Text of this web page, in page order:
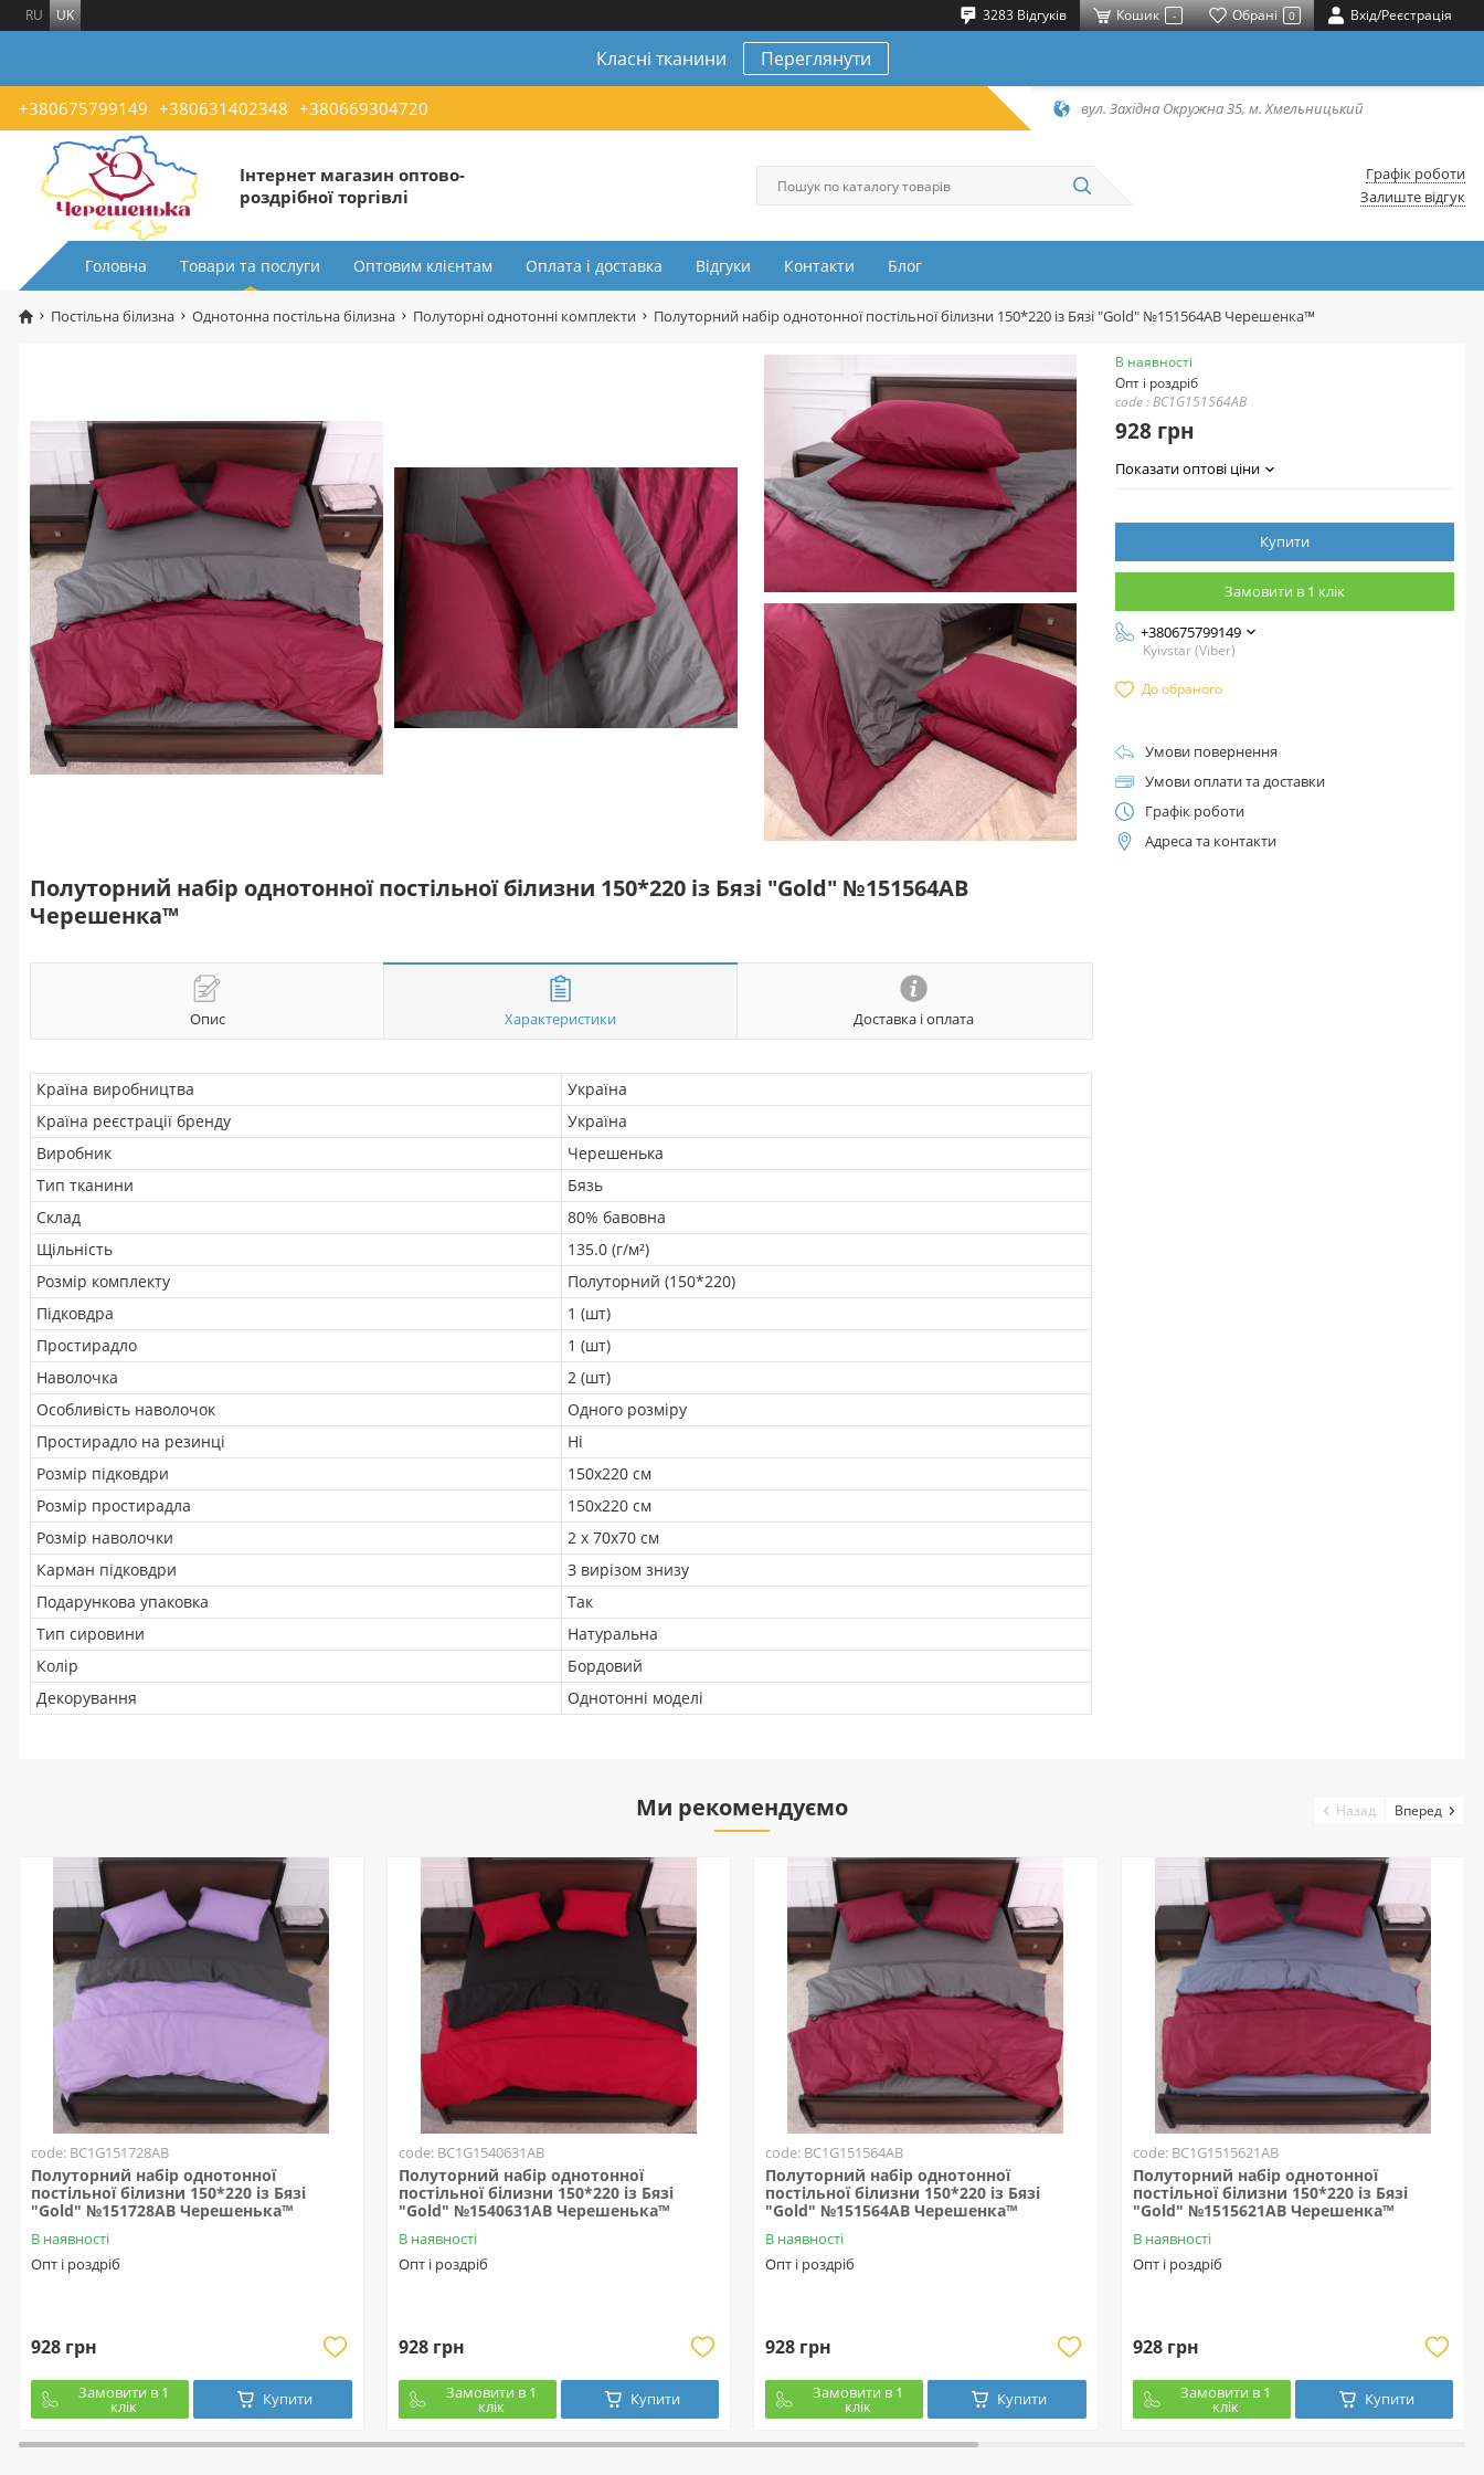
RU UK 3283 Відгуків Кошик - Обрані 0 Вхід/Реєстрація
Класні тканини Переглянути
+380675799149 +380631402348 +380669304720 вул. Західна Окружна 35, м. Хмельницький
Інтернет магазин оптово-
роздрібної торгівлі
Графік роботи
Залиште відгук
Головна Товари та послуги Оптовим клієнтам Оплата і доставка Відгуки Контакти Блог
Постільна білизна Однотонна постільна білизна Полуторні однотонні комплекти Полуторний набір однотонної постільної білизни 150*220 із Бязі "Gold" №151564AB Черешенка™
Полуторний набір однотонної постільної білизни 150*220 із Бязі "Gold" №151564AB
Черешенка™
Опис Характеристики Доставка і оплата
Країна виробництва
Україна
Країна реєстрації бренду
Україна
Виробник
Черешенька
Тип тканини
Бязь
Склад
80% бавовна
Щільність
135.0 (г/м²)
Розмір комплекту
Полуторний (150*220)
Підковдра
1 (шт)
Простирадло
1 (шт)
Наволочка
2 (шт)
Особливість наволочок
Одного розміру
Простирадло на резинці
Ні
Розмір підковдри
150х220 см
Розмір простирадла
150х220 см
Розмір наволочки
2 х 70х70 см
Карман підковдри
З вирізом знизу
Подарункова упаковка
Так
Тип сировини
Натуральна
Колір
Бордовий
Декорування
Однотонні моделі
В наявності
Опт і роздріб
code : BC1G151564AB
928 грн
Показати оптові ціни
Купити
Замовити в 1 клік
+380675799149
Kyivstar (Viber)
До обраного
Умови повернення
Умови оплати та доставки
Графік роботи
Адреса та контакти
Ми рекомендуємо
code: BC1G151728AB
Полуторний набір однотонної
постільної білизни 150*220 із Бязі
"Gold" №151728AB Черешенька™
В наявності
Опт і роздріб
928 грн
Замовити в 1
клік Купити
code: BC1G1540631AB
Полуторний набір однотонної
постільної білизни 150*220 із Бязі
"Gold" №1540631AB Черешенька™
В наявності
Опт і роздріб
928 грн
Замовити в 1
клік Купити
code: BC1G151564AB
Полуторний набір однотонної
постільної білизни 150*220 із Бязі
"Gold" №151564AB Черешенка™
В наявності
Опт і роздріб
928 грн
Замовити в 1
клік Купити
code: BC1G1515621AB
Полуторний набір однотонної
постільної білизни 150*220 із Бязі
"Gold" №1515621AB Черешенка™
В наявності
Опт і роздріб
928 грн
Замовити в 1
клік Купити
Назад Вперед